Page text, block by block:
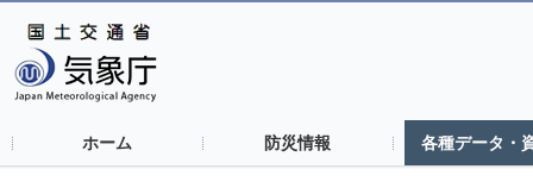
ホーム 防災情報 各種データ・